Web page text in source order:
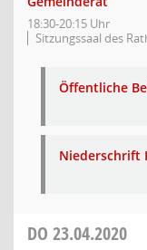
18:30-20:15 Uhr
Sitzungssaal des
Öffentliche
Niederschrift
DO 23.04.2020